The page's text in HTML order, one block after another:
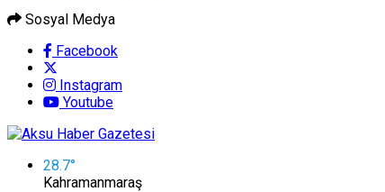
Sosyal Medya
Facebook
Instagram
Youtube
28.7°
Kahramanmaraş